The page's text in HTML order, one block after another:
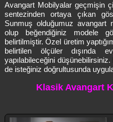
Avangart Mobilyalar geçmişin
sentezinden ortaya çıkan
Sunmuş olduğumuz avangart
olup beğendiğiniz modele
belirtilmiştir. Özel üretim
belirtilen ölçüler dışında
yapılabileceğini
de isteğiniz doğrultusunda
Klasik Avangart